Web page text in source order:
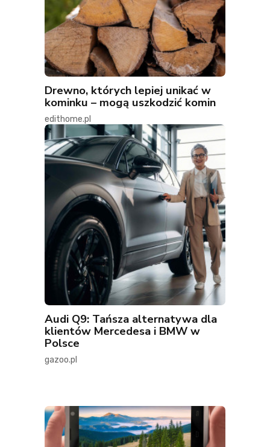
Drewno, których lepiej unikać w
kominku – mogą uszkodzić komin
edithome.pl
Audi Q9: Tańsza alternatywa dla
klientów Mercedesa i BMW w
Polsce
gazoo.pl